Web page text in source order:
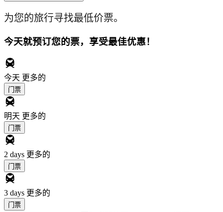
为您的旅行寻找最低价票。
今天就预订您的票，享受最佳优惠！
今天 更多的
门票
明天 更多的
门票
2 days 更多的
门票
3 days 更多的
门票